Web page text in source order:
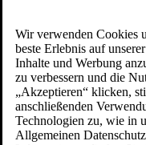
Wählen Sie aus sofort
Ihren neuen Volvo ohne
Konfigurieren Sie Ihr